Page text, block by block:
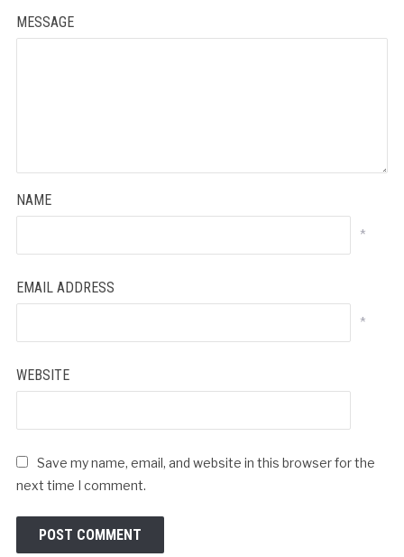
MESSAGE
NAME
*
EMAIL ADDRESS
*
WEBSITE
Save my name, email, and website in this browser for the
next time I comment.